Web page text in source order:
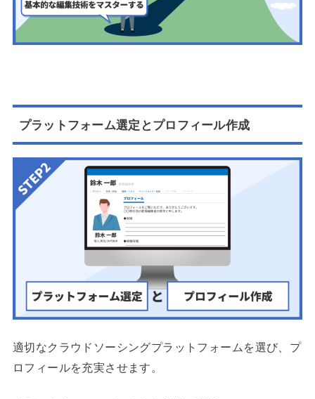
プラットフォーム選定とプロフィール作成
適切なクラウドソーシングプラットフォームを選び、プ
ロフィールを充実させます。